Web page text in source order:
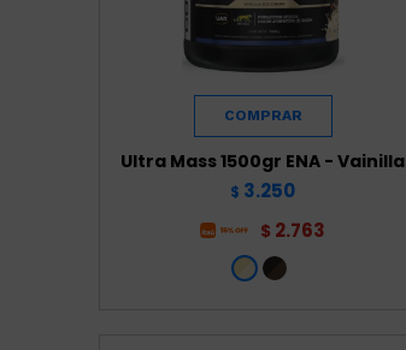
Ultra Mass 1500gr ENA - Vainilla
$ 3.250
$ 2.763